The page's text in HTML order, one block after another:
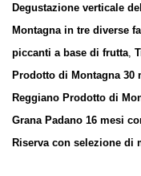
Degustazione verticale
Montagna in tre diverse
piccanti a base di frutta
Prodotto di Montagna 30
Reggiano Prodotto di
Grana Padano 16 mesi
Riserva con selezione di